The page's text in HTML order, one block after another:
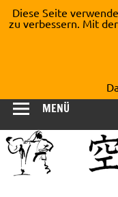
Inhalt
springen
MENÜ
Diese Seite
zu verbessern. Mit